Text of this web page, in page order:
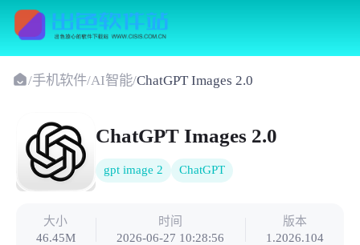
/手机软件/AI智能/ChatGPT Images 2.0
ChatGPT Images 2.0
gpt image 2 ChatGPT
大小
46.45M
时间
2026-06-27 10:28:56
版本
1.2026.104